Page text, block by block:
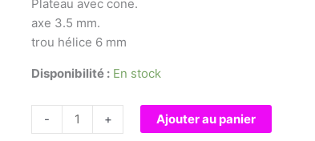
Plateau avec cone.
axe 3.5 mm.
trou hélice 6 mm
Disponibilité : En stock
-
quantité
de
+ Ajouter au panier